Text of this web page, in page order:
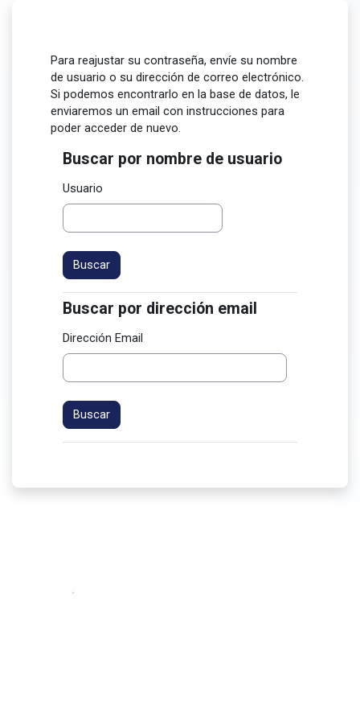
Para reajustar su contraseña, envíe su nombre
de usuario o su dirección de correo electrónico.
Si podemos encontrarlo en la base de datos, le
enviaremos un email con instrucciones para
poder acceder de nuevo.
Buscar por nombre de usuario
Buscar por nombre de usuario
Usuario
Buscar por dirección email
Buscar por dirección email
Dirección Email